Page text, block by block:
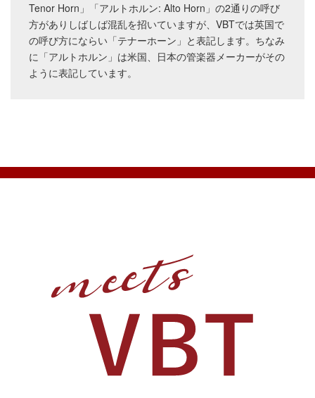
Tenor Horn」「アルトホルン: Alto Horn」の2通りの呼び
方がありしばしば混乱を招いていますが、VBTでは英国で
の呼び方にならい「テナーホーン」と表記します。ちなみ
に「アルトホルン」は米国、日本の管楽器メーカーがその
ように表記しています。